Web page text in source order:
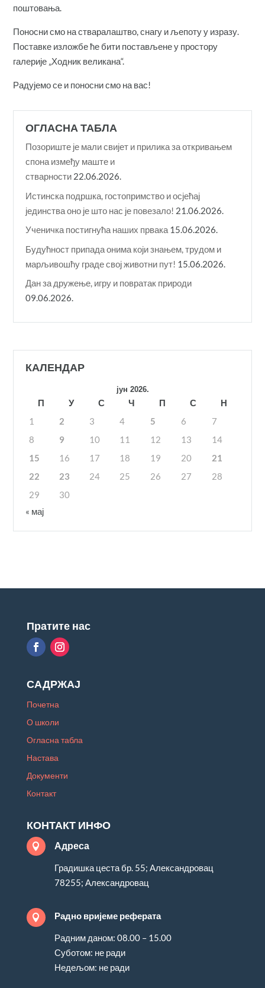
поштовања.
Поносни смо на стваралаштво, снагу и љепоту у изразу.
Поставке изложбе ће бити постављене у простору
галерије „Ходник великана“.
Радујемо се и поносни смо на вас!
ОГЛАСНА ТАБЛА
Позориште је мали свијет и прилика за откривањем
спона између маште и
стварности 22.06.2026.
Истинска подршка, гостопримство и осјећај
јединства оно је што нас је повезало! 21.06.2026.
Ученичка постигнућа наших првака 15.06.2026.
Будућност припада онима који знањем, трудом и
марљивошћу граде свој животни пут! 15.06.2026.
Дан за дружење, игру и повратак природи
09.06.2026.
КАЛЕНДАР
јун 2026.
П У С Ч П С
Н
1
2 3 4 5 6
7
8
9 10 11 12 13
14
15
16 17 18 19 20
21
22
23 24 25 26 27
28
29
30
« мај
Пратите нас
САДРЖАЈ
Почетна
О школи
Огласна табла
Настава
Документи
Контакт
КОНТАКТ ИНФО
 Адреса
Градишка цеста бр. 55; Александровац
78255; Александровац
 Радно вријеме реферата
Радним даном: 08.00 – 15.00
Суботом: не ради
Недељом: не ради